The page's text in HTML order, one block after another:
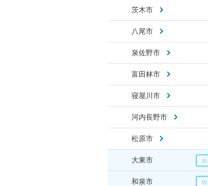
茨木市
八尾市
泉佐野市
富田林市
寝屋川市
河内長野市
松原市
大東市
和泉市